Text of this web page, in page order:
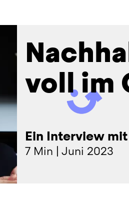
voll im
Ein Interview
7 Min | Juni 2023